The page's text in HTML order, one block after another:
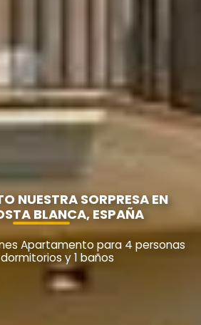
NUESTRA SORPRESA EN
BLANCA, ESPAÑA
Apartamento para 4 personas
y 1 baños